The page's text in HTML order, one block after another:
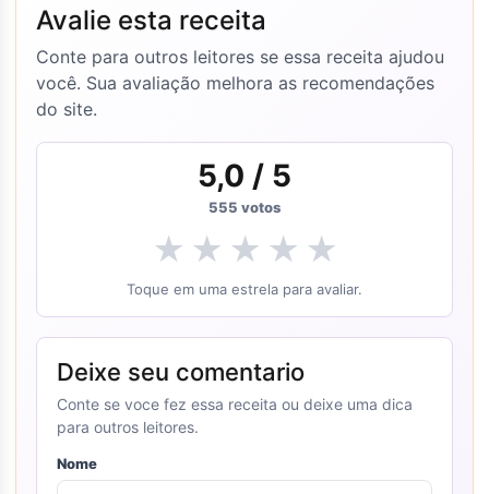
Avalie esta receita
Conte para outros leitores se essa receita ajudou
você. Sua avaliação melhora as recomendações
do site.
5,0 / 5
555 votos
★ ★ ★ ★ ★
Toque em uma estrela para avaliar.
Deixe seu comentario
Conte se voce fez essa receita ou deixe uma dica
para outros leitores.
Nome